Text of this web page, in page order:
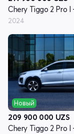
2024
Новый
209 900 000 UZS